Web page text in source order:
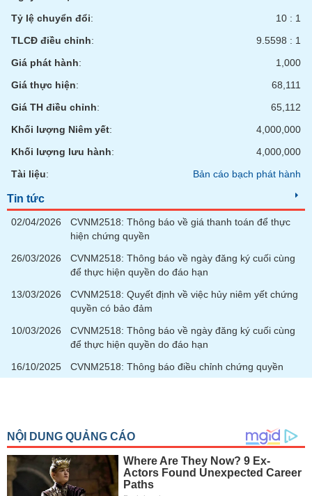
Tỷ lệ chuyển đổi:
10 : 1
TLCĐ điều chỉnh:
9.5598 : 1
Giá phát hành:
1,000
Giá thực hiện:
68,111
Giá TH điều chỉnh:
65,112
Khối lượng Niêm yết:
4,000,000
Khối lượng lưu hành:
4,000,000
Tài liệu: Bản cáo bạch phát hành
Tin tức
02/04/2026
CVNM2518: Thông báo về giá thanh toán để thực
hiện chứng quyền
26/03/2026
CVNM2518: Thông báo về ngày đăng ký cuối cùng
để thực hiện quyền do đáo hạn
13/03/2026
CVNM2518: Quyết định về việc hủy niêm yết chứng
quyền có bảo đảm
10/03/2026
CVNM2518: Thông báo về ngày đăng ký cuối cùng
để thực hiện quyền do đáo hạn
16/10/2025
CVNM2518: Thông báo điều chỉnh chứng quyền